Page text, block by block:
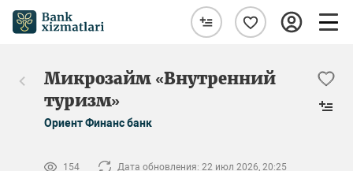
Микрозайм «Внутренний
туризм»
Ориент Финанс банк
154 Дата обновления: 22 июл 2026, 20:25